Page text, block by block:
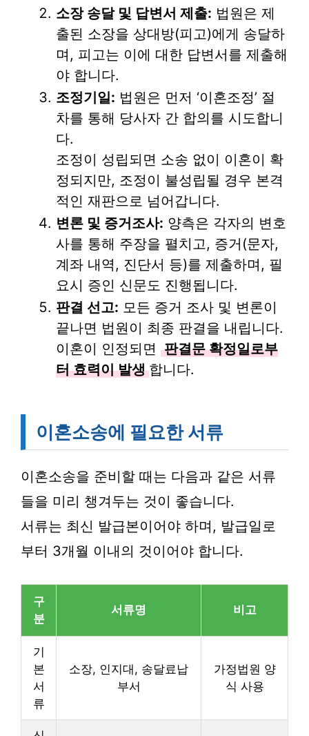
소장 송달 및 답변서 제출: 법원은 제
출된 소장을 상대방(피고)에게 송달하
며, 피고는 이에 대한 답변서를 제출해
야 합니다.
조정기일: 법원은 먼저 ‘이혼조정’ 절
차를 통해 당사자 간 합의를 시도합니
다.
조정이 성립되면 소송 없이 이혼이 확
정되지만, 조정이 불성립될 경우 본격
적인 재판으로 넘어갑니다.
변론 및 증거조사: 양측은 각자의 변호
사를 통해 주장을 펼치고, 증거(문자,
계좌 내역, 진단서 등)를 제출하며, 필
요시 증인 신문도 진행됩니다.
판결 선고: 모든 증거 조사 및 변론이
끝나면 법원이 최종 판결을 내립니다.
이혼이 인정되면 판결문 확정일로부
터 효력이 발생 합니다.
이혼소송에 필요한 서류
이혼소송을 준비할 때는 다음과 같은 서류
들을 미리 챙겨두는 것이 좋습니다.
서류는 최신 발급본이어야 하며, 발급일로
부터 3개월 이내의 것이어야 합니다.
구
분
서류명 비고
기
본
서
류
소장, 인지대, 송달료납
부서
가정법원 양
식 사용